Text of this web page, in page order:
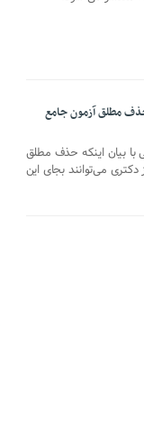
مطلق آزمون جامع
با بیان اینکه حذف مطلق
می‌توانند بجای این